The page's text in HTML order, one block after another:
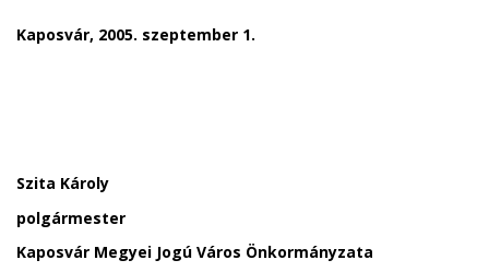
Kaposvár, 2005. szeptember 1.
Szita Károly
polgármester
Kaposvár Megyei Jogú Város Önkormányzata